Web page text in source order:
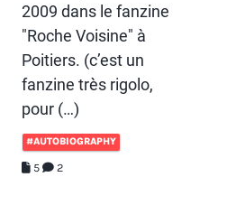
2009 dans le fanzine
"Roche Voisine" à
Poitiers. (c’est un
fanzine très rigolo,
pour (…)
#AUTOBIOGRAPHY
5 2